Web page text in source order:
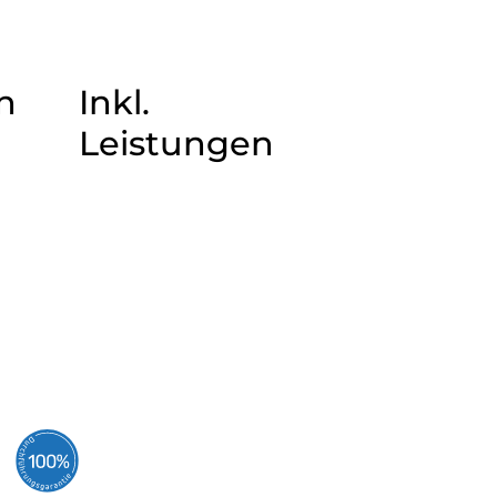
Inkl.
Leistungen